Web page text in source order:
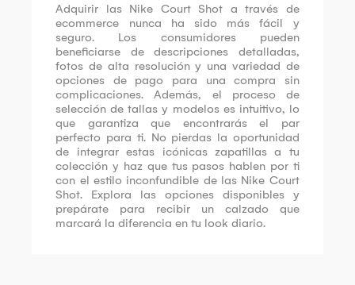
Adquirir las Nike Court Shot a través de
ecommerce nunca ha sido más fácil y
seguro. Los consumidores pueden
beneficiarse de descripciones detalladas,
fotos de alta resolución y una variedad de
opciones de pago para una compra sin
complicaciones. Además, el proceso de
selección de tallas y modelos es intuitivo, lo
que garantiza que encontrarás el par
perfecto para ti. No pierdas la oportunidad
de integrar estas icónicas zapatillas a tu
colección y haz que tus pasos hablen por ti
con el estilo inconfundible de las Nike Court
Shot. Explora las opciones disponibles y
prepárate para recibir un calzado que
marcará la diferencia en tu look diario.